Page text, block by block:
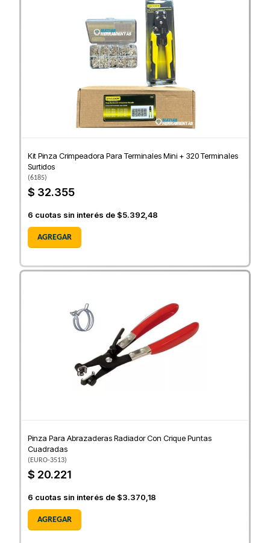
Kit Pinza Crimpeadora Para Terminales Mini + 320 Terminales
Surtidos
(6185)
$ 32.355
6 cuotas sin interés de $5.392,48
AGREGAR
Pinza Para Abrazaderas Radiador Con Crique Puntas
Cuadradas
(EURO-3513)
$ 20.221
6 cuotas sin interés de $3.370,18
AGREGAR